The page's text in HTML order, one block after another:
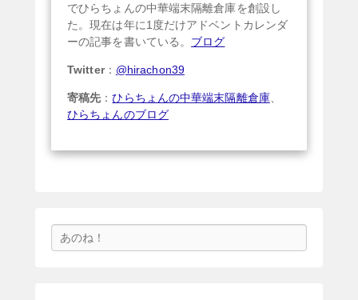
でひらちょんの中華端末隔離倉庫を創設し
た。現在は年に1度だけアドベントカレンダ
ーの記事を書いている。 ブログ
Twitter： @hirachon39
寄稿先 ：ひらちょんの中華端末隔離倉庫、
ひらちょんのブログ
索